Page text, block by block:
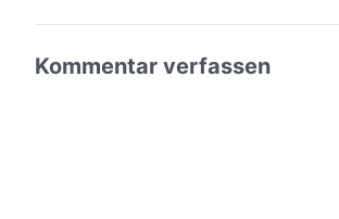
Kommentar verfassen